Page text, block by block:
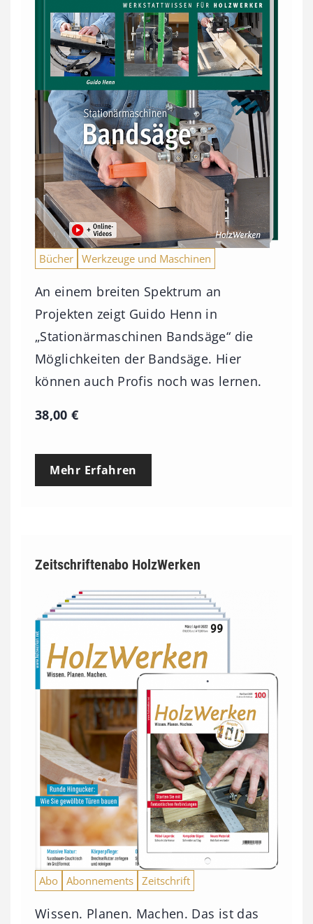
Bücher Werkzeuge und Maschinen
An einem breiten Spektrum an
Projekten zeigt Guido Henn in
„Stationärmaschinen Bandsäge“ die
Möglichkeiten der Bandsäge. Hier
können auch Profis noch was lernen.
38,00€
Mehr Erfahren
Zeitschriftenabo HolzWerken
Abo Abonnements Zeitschrift
Wissen. Planen. Machen. Das ist das